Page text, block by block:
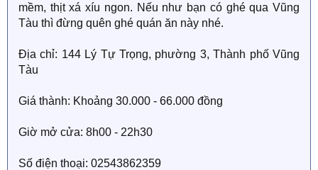
mềm, thịt xá xíu ngon. Nếu như bạn có ghé qua Vũng
Tàu thì đừng quên ghé quán ăn này nhé.
Địa chỉ: 144 Lý Tự Trọng, phường 3, Thành phố Vũng
Tàu
Giá thành: Khoảng 30.000 - 66.000 đồng
Giờ mở cửa: 8h00 - 22h30
Số điện thoại: 02543862359